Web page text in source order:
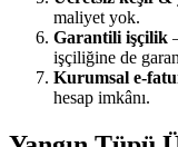
maliyet yok.
Garantili işçilik
işçiliğine de
Kurumsal e-
hesap imkânı.